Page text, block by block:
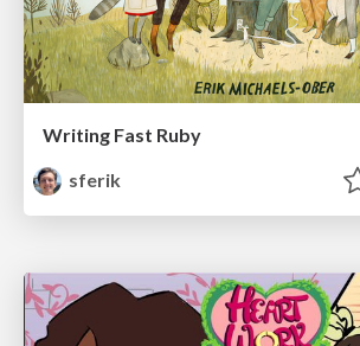
Writing Fast Ruby
sferik